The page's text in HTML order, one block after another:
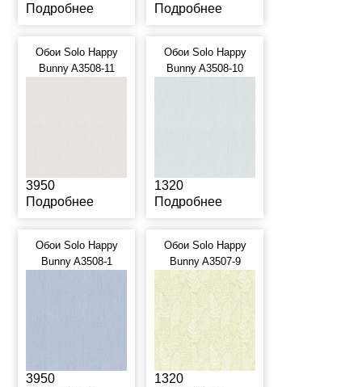
Подробнее
Подробнее
Обои Solo Happy
Bunny A3508-11
3950
Подробнее
Обои Solo Happy
Bunny A3508-10
1320
Подробнее
Обои Solo Happy
Bunny A3508-1
3950
Обои Solo Happy
Bunny A3507-9
1320